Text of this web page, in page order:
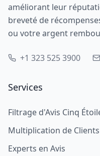
améliorant leur
breveté de
ou votre argent
+1 323 525 3900
Services
Filtrage d'Avis Cinq
Multiplication de Clients
Experts en Avis